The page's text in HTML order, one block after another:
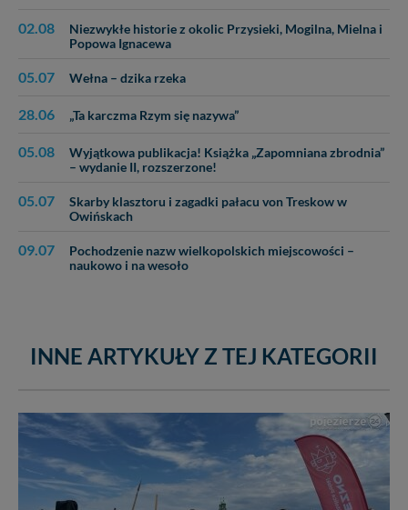
02.08
Niezwykłe historie z okolic Przysieki, Mogilna, Mielna i
Popowa Ignacewa
05.07 Wełna – dzika rzeka
28.06 „Ta karczma Rzym się nazywa”
05.08
Wyjątkowa publikacja! Książka „Zapomniana zbrodnia”
– wydanie II, rozszerzone!
05.07
Skarby klasztoru i zagadki pałacu von Treskow w
Owińskach
09.07
Pochodzenie nazw wielkopolskich miejscowości –
naukowo i na wesoło
INNE ARTYKUŁY Z TEJ KATEGORII